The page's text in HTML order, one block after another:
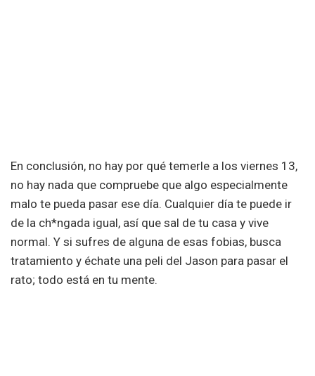
En conclusión, no hay por qué temerle a los viernes 13,
no hay nada que compruebe que algo especialmente
malo te pueda pasar ese día. Cualquier día te puede ir
de la ch*ngada igual, así que sal de tu casa y vive
normal. Y si sufres de alguna de esas fobias, busca
tratamiento y échate una peli del Jason para pasar el
rato; todo está en tu mente.